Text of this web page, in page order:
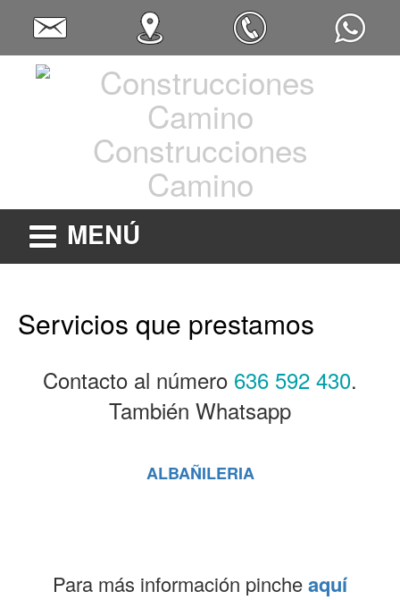
Construcciones
Camino
MENÚ
Servicios que prestamos
Contacto al número 636 592 430.
También Whatsapp
ALBAÑILERIA
Para más información pincheaquí